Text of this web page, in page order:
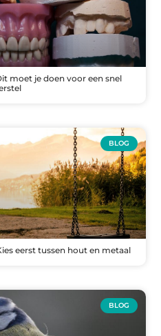
moet je doen voor een snel
BLOG
eerst tussen hout en metaal
BLOG